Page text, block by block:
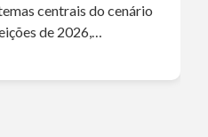
centrais do cenário
de 2026,…